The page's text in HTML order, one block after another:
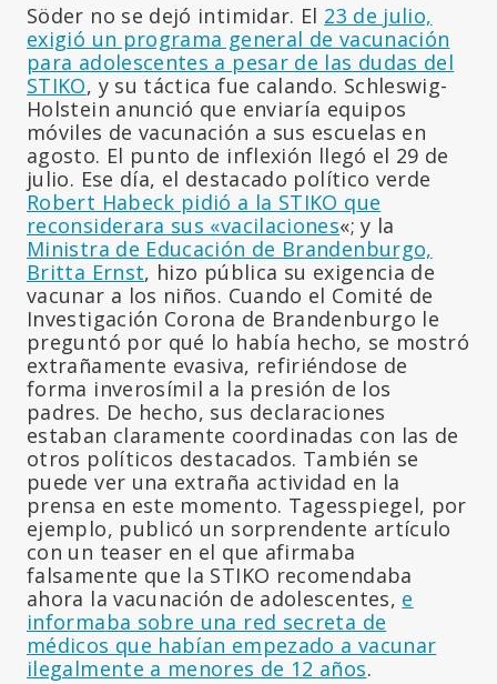
Söder no se dejó intimidar. El 23 de julio,
exigió un programa general de vacunación
para adolescentes a pesar de las dudas del
STIKO, y su táctica fue calando. Schleswig-
Holstein anunció que enviaría equipos
móviles de vacunación a sus escuelas en
agosto. El punto de inflexión llegó el 29 de
julio. Ese día, el destacado político verde
Robert Habeck pidió a la STIKO que
reconsiderara sus «vacilaciones«; y la
Ministra de Educación de Brandenburgo,
Britta Ernst, hizo pública su exigencia de
vacunar a los niños. Cuando el Comité de
Investigación Corona de Brandenburgo le
preguntó por qué lo había hecho, se mostró
extrañamente evasiva, refiriéndose de
forma inverosímil a la presión de los
padres. De hecho, sus declaraciones
estaban claramente coordinadas con las de
otros políticos destacados. También se
puede ver una extraña actividad en la
prensa en este momento. Tagesspiegel, por
ejemplo, publicó un sorprendente artículo
con un teaser en el que afirmaba
falsamente que la STIKO recomendaba
ahora la vacunación de adolescentes, e
informaba sobre una red secreta de
médicos que habían empezado a vacunar
ilegalmente a menores de 12 años.